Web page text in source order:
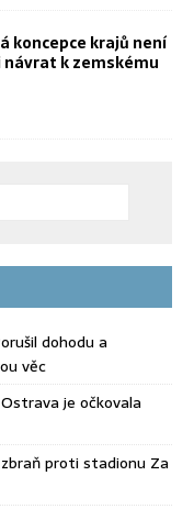
koncepce krajů není
návrat k zemskému
dohodu a
věc
je očkovala
proti stadionu Za